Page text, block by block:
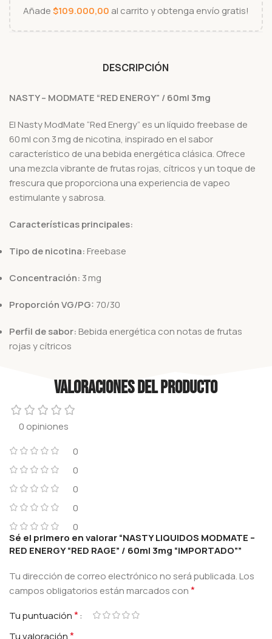
Añade$109.000,00 al carrito y obtenga envío gratis!
DESCRIPCIÓN
NASTY – MODMATE “RED ENERGY” / 60ml 3mg
El Nasty ModMate “Red Energy” es un líquido freebase de
60 ml con 3 mg de nicotina, inspirado en el sabor
característico de una bebida energética clásica. Ofrece
una mezcla vibrante de frutas rojas, cítricos y un toque de
frescura que proporciona una experiencia de vapeo
estimulante y sabrosa.
Características principales:
Tipo de nicotina: Freebase
Concentración: 3 mg
Proporción VG/PG: 70/30
Perfil de sabor: Bebida energética con notas de frutas
rojas y cítricos
Valoraciones del producto
0 opiniones
0
0
0
0
0
Sé el primero en valorar “NASTY LIQUIDOS MODMATE –
RED ENERGY “RED RAGE” / 60ml 3mg “IMPORTADO””
Tu dirección de correo electrónico no será publicada.Los
campos obligatorios están marcados con*
Tu puntuación*
Tu valoración*